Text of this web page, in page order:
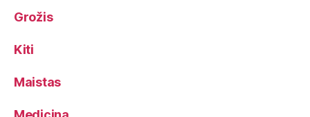
Grožis
Kiti
Maistas